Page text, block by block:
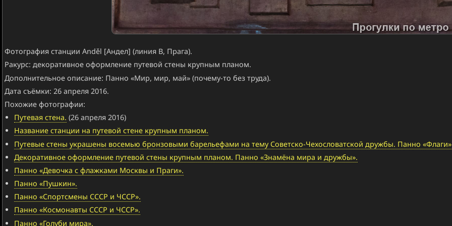
Фотография станции Anděl [Андел] (линия B, Прага).
Ракурс: декоративное оформление путевой стены крупным планом.
Дополнительное описание: Панно «Мир, мир, май» (почему-то без труда).
Дата съёмки: 26 апреля 2016.
Похожие фотографии:
Путевая стена. (26 апреля 2016)
Название станции на путевой стене крупным планом.
Путевые стены украшены восемью бронзовыми барельефами на тему Советско-Чехословатской дружбы. Панно
Декоративное оформление путевой стены крупным планом. Панно «Знамёна мира и дружбы».
Панно «Девочка с флажками Москвы и Праги».
Панно «Пушкин».
Панно «Спортсмены СССР и ЧССР».
Панно «Космонавты СССР и ЧССР».
Панно «Голуби мира».